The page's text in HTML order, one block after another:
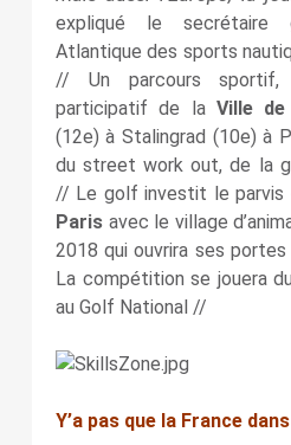
expliqué le secrétaire
Atlantique des sports
// Un parcours sportif,
participatif de la Ville
(12e) à Stalingrad (10e) à
du street work out, de la
// Le golf investit le parvis
Parisavec le village
2018 qui ouvrira ses
La compétition se jouera
au Golf National //
Y’a pas que la France